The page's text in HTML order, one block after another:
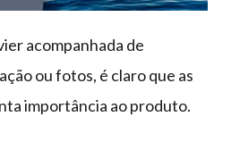
acompanhada de
ou fotos, é claro que as
importância ao produto.